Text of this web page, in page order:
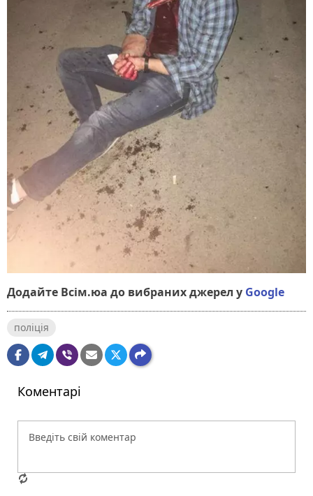
Додайте Всім.юа до вибраних джерел у Google
поліція
Коментарі